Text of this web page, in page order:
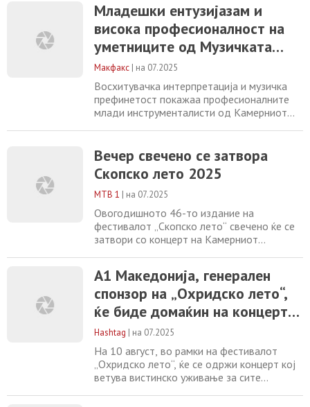
музицирајќи завчеравечер на „Охридско
лето“. Концертот традиционално се
одржува секоја година на фестивалот во
црквата „Света Софија“, овој пат се
одвиваше под диригентската
Младешки ентузијазам и
висока професионалност на
уметниците од Музичката
младина на Македонија
Макфакс | на 07.2025
Восхитувачка интерпретација и музичка
префинетост покажаа професионалните
млади инструменталисти од Камерниот
музицирајќи вчеравечер на „Охридско
лето“. Концертот традиционално се
одржува секоја година на фестивалот во
црквата „Света Софија“ , овојпат се
Вечер свечено се затвора
Скопско лето 2025
МТВ 1 | на 07.2025
Овогодишното 46-то издание на
фестивалот „Скопско лето“ свечено ќе се
затвори со концерт на Камерниот
кој ќе се одржи вечерва – 30.07.2025 г.
(среда) со почеток во 20:30 часот, во Сули
ан. Камерниот оркестар на Музичката
младина на Македонија „Саша Николовски
– Ѓумар“ е основан пред
А1 Македонија, генерален
спонзор на „Охридско лето“,
ќе биде домаќин на концерт
на Џијан Емин и Националниот
џез оркестар
Hashtag | на 07.2025
На 10 август, во рамки на фестивалот
„Охридско лето“, ќе се одржи концерт кој
ветува вистинско уживање за сите